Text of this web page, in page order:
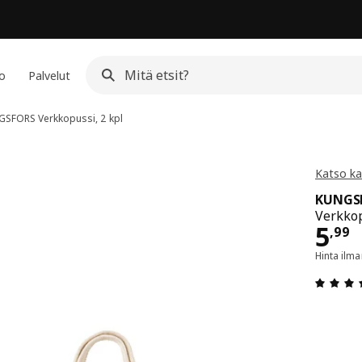
Palvelut
Verkkopussi, 2 kpl
Katso
5,99
Hinta